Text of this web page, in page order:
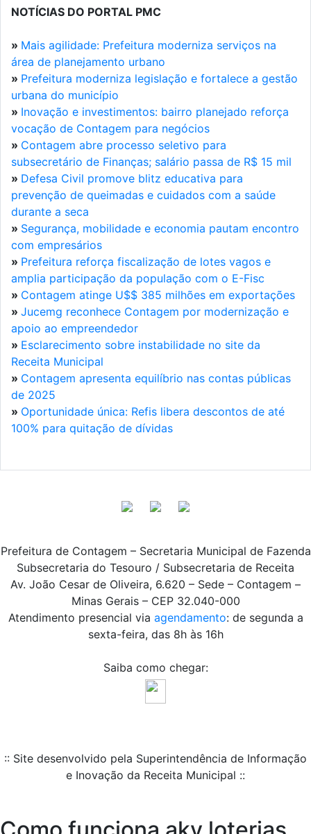
NOTÍCIAS DO PORTAL PMC
» Mais agilidade: Prefeitura moderniza serviços na
área de planejamento urbano
» Prefeitura moderniza legislação e fortalece a gestão
urbana do município
» Inovação e investimentos: bairro planejado reforça
vocação de Contagem para negócios
» Contagem abre processo seletivo para
subsecretário de Finanças; salário passa de R$ 15 mil
» Defesa Civil promove blitz educativa para
prevenção de queimadas e cuidados com a saúde
durante a seca
» Segurança, mobilidade e economia pautam encontro
com empresários
» Prefeitura reforça fiscalização de lotes vagos e
amplia participação da população com o E-Fisc
» Contagem atinge U$$ 385 milhões em exportações
» Jucemg reconhece Contagem por modernização e
apoio ao empreendedor
» Esclarecimento sobre instabilidade no site da
Receita Municipal
» Contagem apresenta equilíbrio nas contas públicas
de 2025
» Oportunidade única: Refis libera descontos de até
100% para quitação de dívidas
Prefeitura de Contagem – Secretaria Municipal de Fazenda
Subsecretaria do Tesouro / Subsecretaria de Receita
Av. João Cesar de Oliveira, 6.620 – Sede – Contagem –
Minas Gerais – CEP 32.040-000
Atendimento presencial via agendamento: de segunda a
sexta-feira, das 8h às 16h
Saiba como chegar:
:: Site desenvolvido pela Superintendência de Informação
e Inovação da Receita Municipal ::